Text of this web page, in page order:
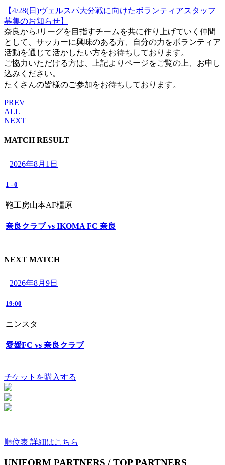
【4/28(日)ヴェルスパ大分戦に向けたボランティアスタッフ
募集のお知らせ】
奈良からJリーグを目指すチームを共に作り上げていく仲間
として、サッカーに興味のある方、自分の力をボランティア
活動を通じて活かしたい方をお待ちしております。
ご協力いただける方は、上記よりページをご覧の上、お申し
込みください。
たくさんの皆様のご参加をお待ちしております。
PREV
ALL
NEXT
MATCH RESULT
2026年8月1日
1 - 0
鞄工房山本AF橿原
奈良クラブ vs IKOMA FC 奈良
NEXT MATCH
2026年8月9日
19:00
ニンスタ
愛媛FC vs 奈良クラブ
チケットを購入する
順位表 詳細はこちら
UNIFORM PARTNERS / TOP PARTNERS